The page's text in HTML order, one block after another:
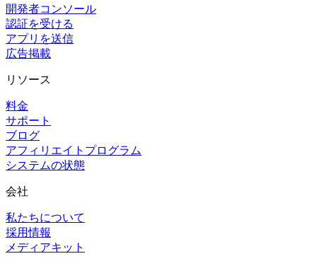
開発者コンソール
認証を受ける
アプリを送信
広告掲載
リソース
料金
サポート
ブログ
アフィリエイトプログラム
システムの状態
会社
私たちについて
採用情報
メディアキット